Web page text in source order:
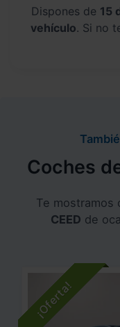
Dispones de 15
vehículo. Si no
Coches
Te mostramos
CEED de